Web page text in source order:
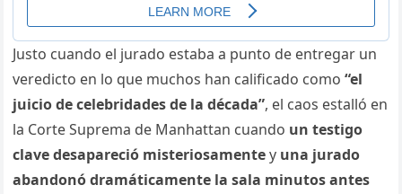
Justo cuando el jurado estaba a punto de entregar un
veredicto en lo que muchos han calificado como“el
juicio de celebridades de la década”, el caos estalló en
la Corte Suprema de Manhattan cuando un testigo
clave desapareció misteriosamentey una jurado
abandonó dramáticamente la sala minutos antes